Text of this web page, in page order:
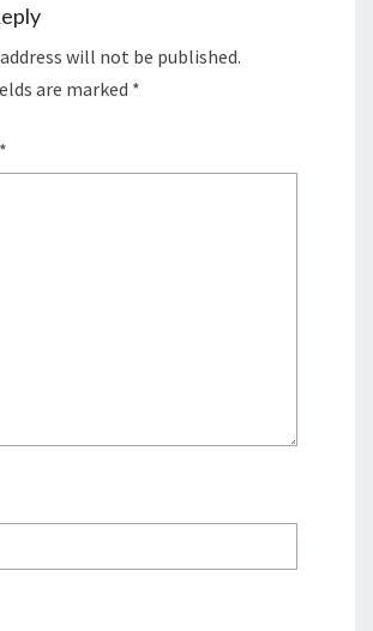
will not be published.
are marked *
*